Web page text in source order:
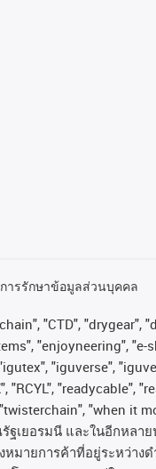
ารรักษาข้อมูลส่วนบุคคล
"CTD", "drygear",
"enjoyneering", "e-
"iguverse",
"readycable",
"when it
ฐเยอรมนี และในอีกหลาย
มายการค้าที่อยู่ระหว่างด